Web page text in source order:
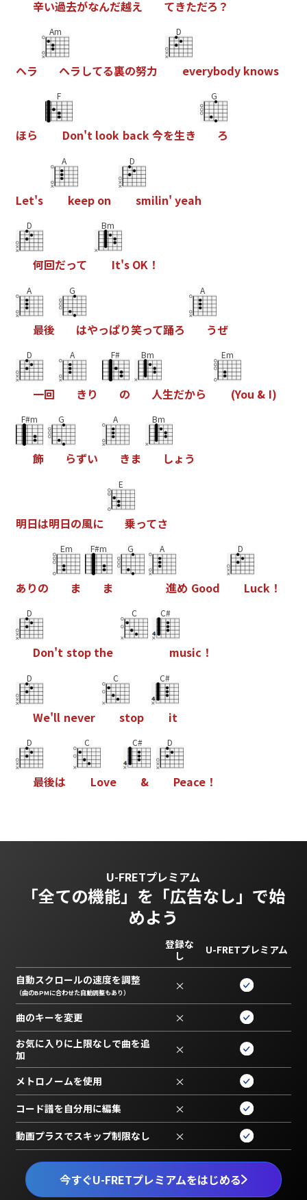
辛い過去がなんだ越え てきただろ ？
ヘラ
Am
ヘラ してる裏の努力
D
everybody knows
ほら
F
Don't look back今を生き
G
ろ
Let's
A
keep on
D
smilin' yeah
D
何回だって
Bm
It's OK ！
A
最後
G
はやっぱり笑って踊ろ
A
うぜ
D
一回
A
き り
F#
の
Bm
人生だから
Em
(You & I)
F#m
飾
G
らずい
A
き ま
Bm
しょ う
明日は明日の風に
E
乗ってさ
あ りの
Em
ま
F#m
ま
G A
進め Good
D
Luck ！
D
Don't stop the
C C#
music ！
D
We'll never
C
stop
C#
it
D
最後は
C
Love
C#
&
D
Peace！
U-FRETプレミアム
「全ての機能」を 「広告なし」で始
めよう
今すぐU-FRETプレミアムをはじめる
登録な
し
U-FRETプレミアム
自動スクロールの速度を調整
（曲のBPMに合わせた自動調整もあり） ×
曲のキーを変更 ×
お気に入りに上限なしで曲を追
加
×
メトロノームを使用 ×
コード譜を自分用に編集 ×
動画プラスでスキップ制限なし ×